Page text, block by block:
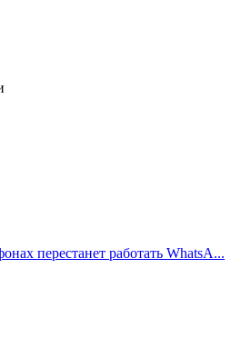
перестанет работать WhatsA...